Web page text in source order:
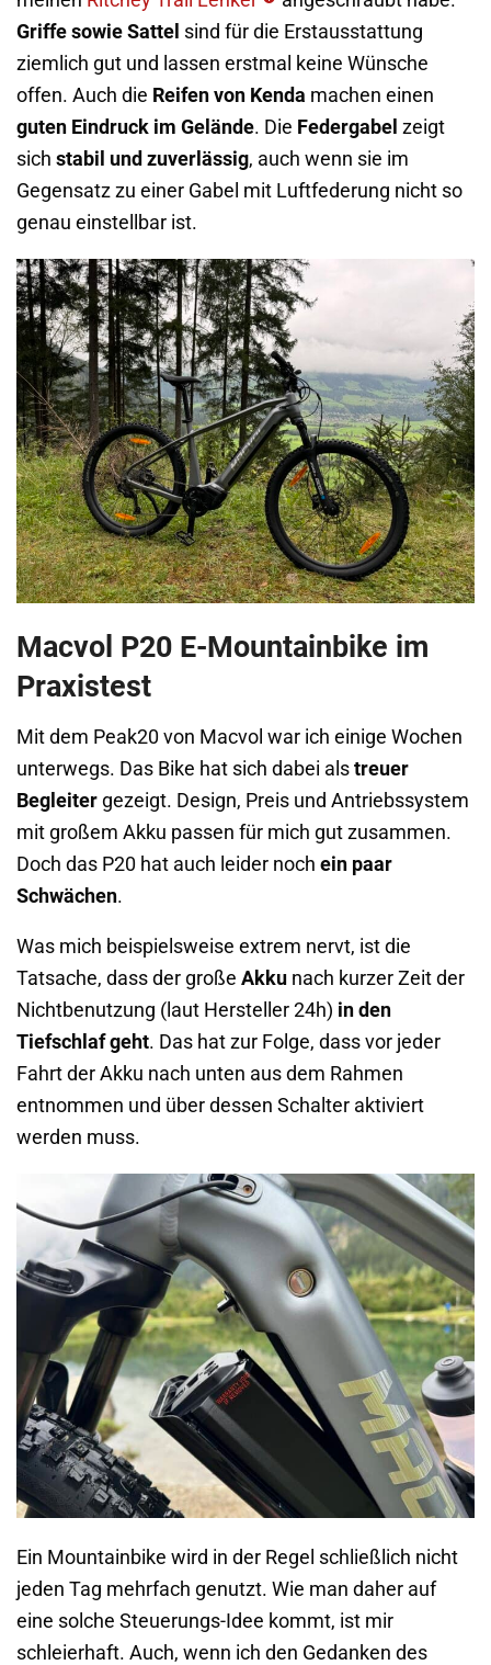
Griffe sowie Sattel sind für die Erstausstattung
ziemlich gut und lassen erstmal keine Wünsche
offen. Auch die Reifen von Kenda machen einen
guten Eindruck im Gelände. Die Federgabel zeigt
sich stabil und zuverlässig, auch wenn sie im
Gegensatz zu einer Gabel mit Luftfederung nicht so
genau einstellbar ist.
Macvol P20 E-Mountainbike im
Praxistest
Mit dem Peak20 von Macvol war ich einige Wochen
unterwegs. Das Bike hat sich dabei als treuer
Begleiter gezeigt. Design, Preis und Antriebssystem
mit großem Akku passen für mich gut zusammen.
Doch das P20 hat auch leider noch ein paar
Schwächen.
Was mich beispielsweise extrem nervt, ist die
Tatsache, dass der große Akku nach kurzer Zeit der
Nichtbenutzung (laut Hersteller 24h) in den
Tiefschlaf geht. Das hat zur Folge, dass vor jeder
Fahrt der Akku nach unten aus dem Rahmen
entnommen und über dessen Schalter aktiviert
werden muss.
Ein Mountainbike wird in der Regel schließlich nicht
jeden Tag mehrfach genutzt. Wie man daher auf
eine solche Steuerungs-Idee kommt, ist mir
schleierhaft. Auch, wenn ich den Gedanken des